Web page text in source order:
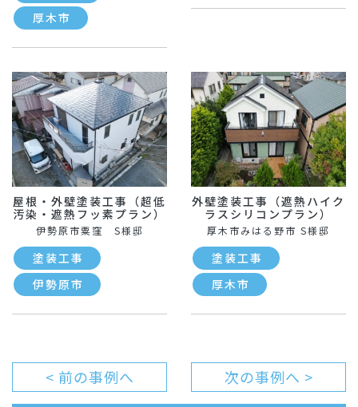
厚木市
屋根・外壁塗装工事（超低
汚染・遮熱フッ素プラン）
伊勢原市粟窪 S様邸
塗装工事
伊勢原市
外壁塗装工事（遮熱ハイク
ラスシリコンプラン）
厚木市みはる野市 S様邸
塗装工事
厚木市
< 前の事例へ
次の事例へ >